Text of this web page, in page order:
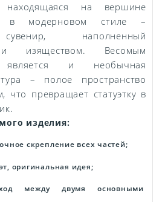
на вершине
в модерновом стиле –
наполненный
изяществом. Весомым
является и необычная
– полое пространство
что превращает статуэтку в
изделия:
скрепление всех частей;
оригинальная идея;
между двумя основными